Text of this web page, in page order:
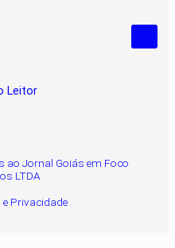
Leitor
ao Jornal Goiás em Foco
LTDA
Privacidade